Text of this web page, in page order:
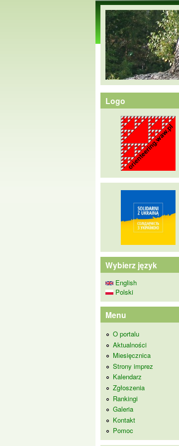
orienteering.waw.pl
Logo
Wybierz język
English
Polski
Menu
O portalu
Aktualności
Miesięcznica
Strony imprez
Kalendarz
Zgłoszenia
Rankingi
Galeria
Kontakt
Pomoc